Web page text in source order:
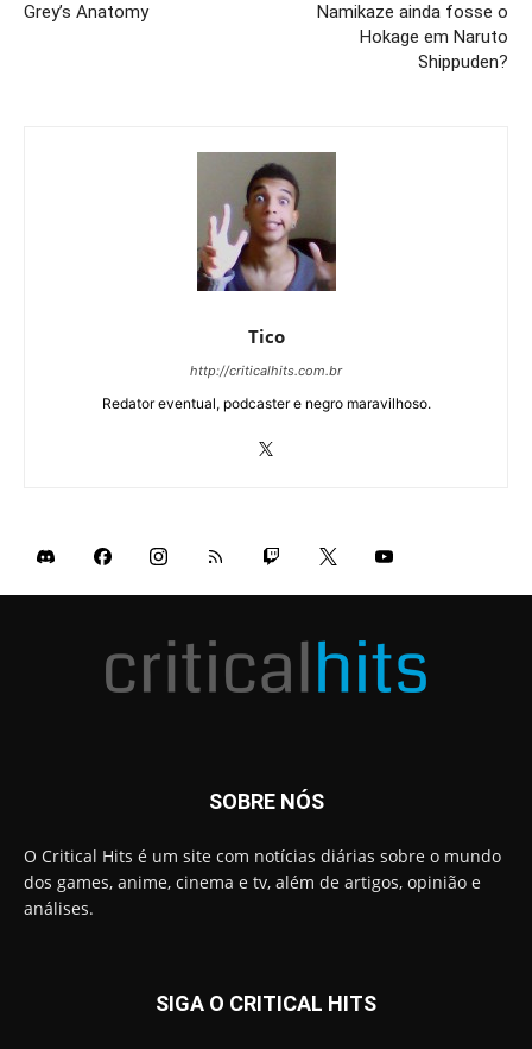
Grey’s Anatomy
Namikaze ainda fosse o
Hokage em Naruto
Shippuden?
Tico
http://criticalhits.com.br
Redator eventual, podcaster e negro maravilhoso.
SOBRE NÓS
O Critical Hits é um site com notícias diárias sobre o mundo
dos games, anime, cinema e tv, além de artigos, opinião e
análises.
SIGA O CRITICAL HITS